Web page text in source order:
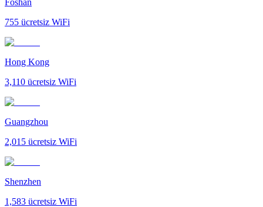
755 ücretsiz WiFi
Hong Kong
3,110 ücretsiz WiFi
Guangzhou
2,015 ücretsiz WiFi
Shenzhen
1,583 ücretsiz WiFi